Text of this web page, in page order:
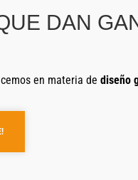
DAN
en materia de diseño